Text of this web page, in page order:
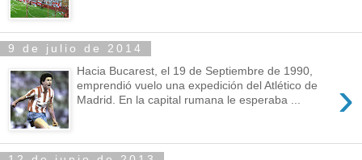
9 de julio de 2014
›
Hacia Bucarest, el 19 de Septiembre de 1990,
emprendió vuelo una expedición del Atlético de
Madrid. En la capital rumana le esperaba ...